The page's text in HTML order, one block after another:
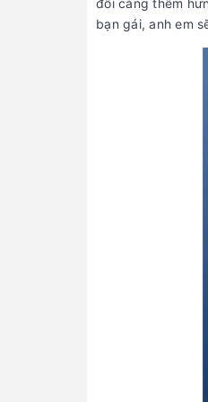
đôi càng thêm
bạn gái, anh em